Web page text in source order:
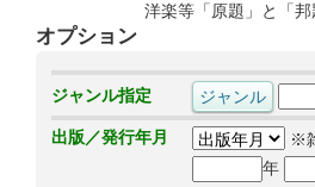
洋楽等「原題」と「
オプション
ジャンル指定
出版／発行年月
※
年